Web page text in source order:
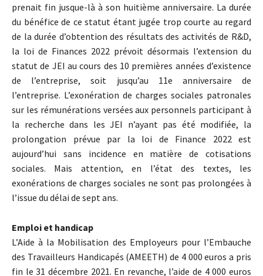
prenait fin jusque-là à son huitième anniversaire. La durée
du bénéfice de ce statut étant jugée trop courte au regard
de la durée d’obtention des résultats des activités de R&D,
la loi de Finances 2022 prévoit désormais l’extension du
statut de JEI au cours des 10 premières années d’existence
de l’entreprise, soit jusqu’au 11e anniversaire de
l’entreprise. L’exonération de charges sociales patronales
sur les rémunérations versées aux personnels participant à
la recherche dans les JEI n’ayant pas été modifiée, la
prolongation prévue par la loi de Finance 2022 est
aujourd’hui sans incidence en matière de cotisations
sociales. Mais attention, en l’état des textes, les
exonérations de charges sociales ne sont pas prolongées à
l’issue du délai de sept ans.
Emploi et handicap
L’Aide à la Mobilisation des Employeurs pour l’Embauche
des Travailleurs Handicapés (AMEETH) de 4 000 euros a pris
fin le 31 décembre 2021. En revanche, l’aide de 4 000 euros